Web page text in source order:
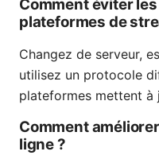
Comment éviter
plateformes de
Changez de serveur,
utilisez un protocole
plateformes mettent à
Comment
ligne ?